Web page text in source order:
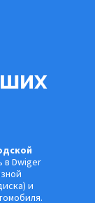
в Dwiger
и